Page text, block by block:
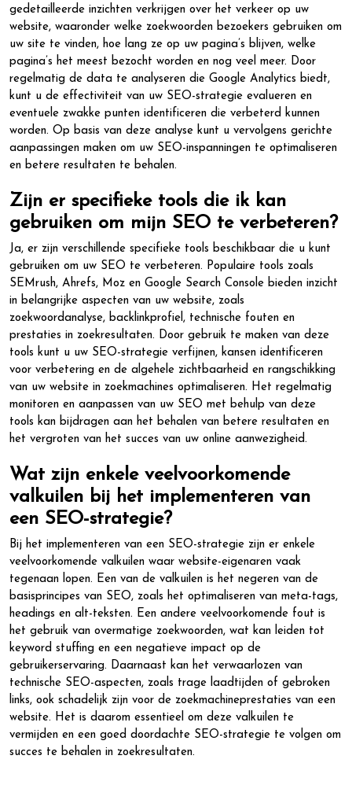
gedetailleerde inzichten verkrijgen over het verkeer op uw
website, waaronder welke zoekwoorden bezoekers gebruiken om
uw site te vinden, hoe lang ze op uw pagina’s blijven, welke
pagina’s het meest bezocht worden en nog veel meer. Door
regelmatig de data te analyseren die Google Analytics biedt,
kunt u de effectiviteit van uw SEO-strategie evalueren en
eventuele zwakke punten identificeren die verbeterd kunnen
worden. Op basis van deze analyse kunt u vervolgens gerichte
aanpassingen maken om uw SEO-inspanningen te optimaliseren
en betere resultaten te behalen.
Zijn er specifieke tools die ik kan
gebruiken om mijn SEO te verbeteren?
Ja, er zijn verschillende specifieke tools beschikbaar die u kunt
gebruiken om uw SEO te verbeteren. Populaire tools zoals
SEMrush, Ahrefs, Moz en Google Search Console bieden inzicht
in belangrijke aspecten van uw website, zoals
zoekwoordanalyse, backlinkprofiel, technische fouten en
prestaties in zoekresultaten. Door gebruik te maken van deze
tools kunt u uw SEO-strategie verfijnen, kansen identificeren
voor verbetering en de algehele zichtbaarheid en rangschikking
van uw website in zoekmachines optimaliseren. Het regelmatig
monitoren en aanpassen van uw SEO met behulp van deze
tools kan bijdragen aan het behalen van betere resultaten en
het vergroten van het succes van uw online aanwezigheid.
Wat zijn enkele veelvoorkomende
valkuilen bij het implementeren van
een SEO-strategie?
Bij het implementeren van een SEO-strategie zijn er enkele
veelvoorkomende valkuilen waar website-eigenaren vaak
tegenaan lopen. Een van de valkuilen is het negeren van de
basisprincipes van SEO, zoals het optimaliseren van meta-tags,
headings en alt-teksten. Een andere veelvoorkomende fout is
het gebruik van overmatige zoekwoorden, wat kan leiden tot
keyword stuffing en een negatieve impact op de
gebruikerservaring. Daarnaast kan het verwaarlozen van
technische SEO-aspecten, zoals trage laadtijden of gebroken
links, ook schadelijk zijn voor de zoekmachineprestaties van een
website. Het is daarom essentieel om deze valkuilen te
vermijden en een goed doordachte SEO-strategie te volgen om
succes te behalen in zoekresultaten.